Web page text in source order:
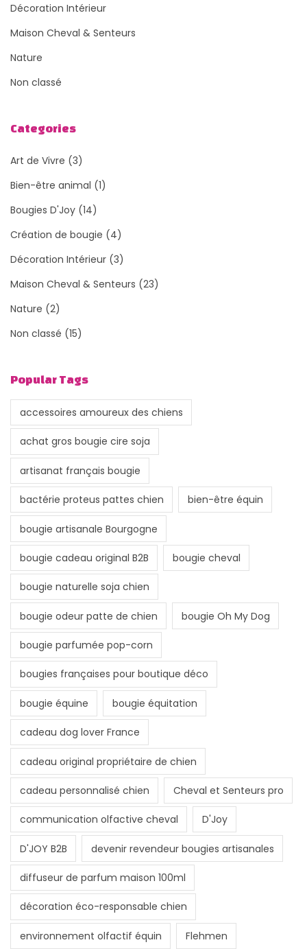
Décoration Intérieur
Maison Cheval & Senteurs
Nature
Non classé
Categories
Art de Vivre (3)
Bien-être animal (1)
Bougies D'Joy (14)
Création de bougie (4)
Décoration Intérieur (3)
Maison Cheval & Senteurs (23)
Nature (2)
Non classé (15)
Popular Tags
accessoires amoureux des chiens
achat gros bougie cire soja
artisanat français bougie
bactérie proteus pattes chien bien-être équin
bougie artisanale Bourgogne
bougie cadeau original B2B bougie cheval
bougie naturelle soja chien
bougie odeur patte de chien bougie Oh My Dog
bougie parfumée pop-corn
bougies françaises pour boutique déco
bougie équine bougie équitation
cadeau dog lover France
cadeau original propriétaire de chien
cadeau personnalisé chien Cheval et Senteurs pro
communication olfactive cheval D'Joy
D'JOY B2B devenir revendeur bougies artisanales
diffuseur de parfum maison 100ml
décoration éco-responsable chien
environnement olfactif équin Flehmen